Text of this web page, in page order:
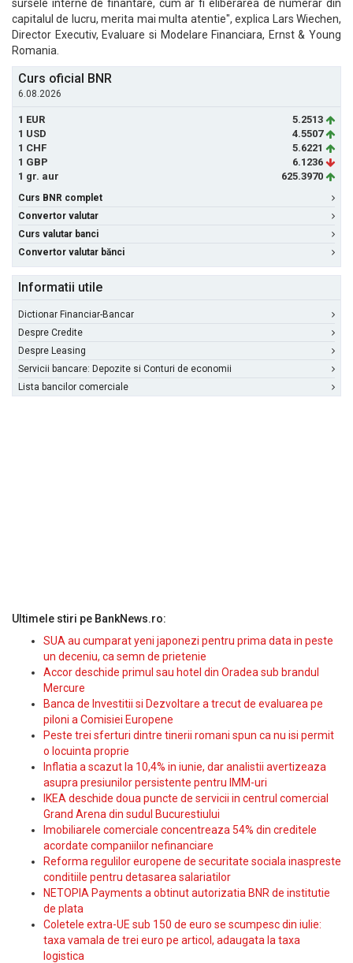
sursele interne de finantare, cum ar fi eliberarea de numerar din
capitalul de lucru, merita mai multa atentie", explica Lars Wiechen,
Director Executiv, Evaluare si Modelare Financiara, Ernst & Young
Romania.
Curs oficial BNR
6.08.2026
1 EUR
5.2513
1 USD
4.5507
1 CHF
5.6221
1 GBP
6.1236
1 gr. aur
625.3970
Curs BNR complet
Convertor valutar
Curs valutar banci
Convertor valutar bănci
Informatii utile
Dictionar Financiar-Bancar
Despre Credite
Despre Leasing
Servicii bancare: Depozite si Conturi de economii
Lista bancilor comerciale
Ultimele stiri pe BankNews.ro:
SUA au cumparat yeni japonezi pentru prima data in peste
un deceniu, ca semn de prietenie
Accor deschide primul sau hotel din Oradea sub brandul
Mercure
Banca de Investitii si Dezvoltare a trecut de evaluarea pe
piloni a Comisiei Europene
Peste trei sferturi dintre tinerii romani spun ca nu isi permit
o locuinta proprie
Inflatia a scazut la 10,4% in iunie, dar analistii avertizeaza
asupra presiunilor persistente pentru IMM-uri
IKEA deschide doua puncte de servicii in centrul comercial
Grand Arena din sudul Bucurestiului
Imobiliarele comerciale concentreaza 54% din creditele
acordate companiilor nefinanciare
Reforma regulilor europene de securitate sociala inaspreste
conditiile pentru detasarea salariatilor
NETOPIA Payments a obtinut autorizatia BNR de institutie
de plata
Coletele extra-UE sub 150 de euro se scumpesc din iulie:
taxa vamala de trei euro pe articol, adaugata la taxa
logistica